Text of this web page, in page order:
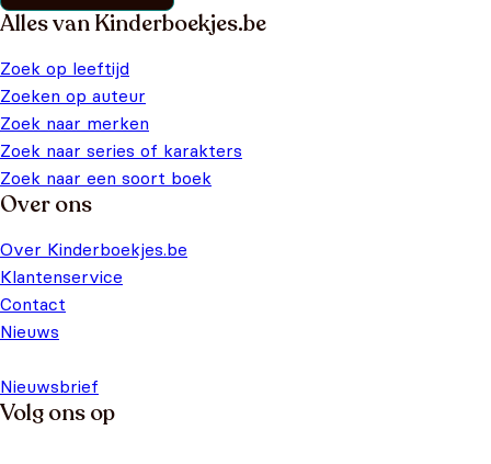
Alles van Kinderboekjes.be
Zoek op leeftijd
Zoeken op auteur
Zoek naar merken
Zoek naar series of karakters
Zoek naar een soort boek
Over ons
Over Kinderboekjes.be
Klantenservice
Contact
Nieuws
Nieuwsbrief
Volg ons op